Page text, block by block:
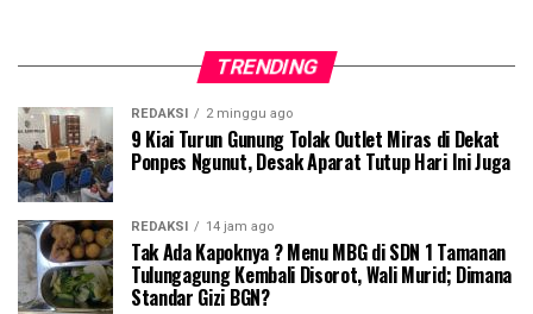
TRENDING
REDAKSI 2 minggu ago
9 Kiai Turun Gunung Tolak Outlet Miras di Dekat
Ponpes Ngunut, Desak Aparat Tutup Hari Ini Juga
REDAKSI 14 jam ago
Tak Ada Kapoknya ? Menu MBG di SDN 1 Tamanan
Tulungagung Kembali Disorot, Wali Murid; Dimana
Standar Gizi BGN?